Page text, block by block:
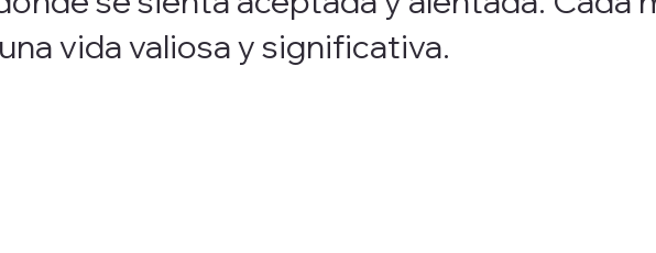
vida valiosa y significativa.